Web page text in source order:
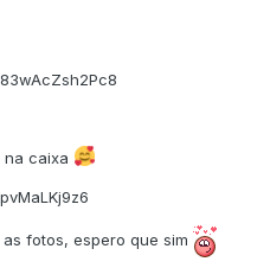
na caixa
fotos, espero que sim